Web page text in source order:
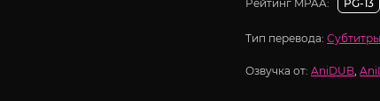
Рейтинг MPAA: PG-13
Тип перевода: Субтитры
Озвучка от: AniDUB,